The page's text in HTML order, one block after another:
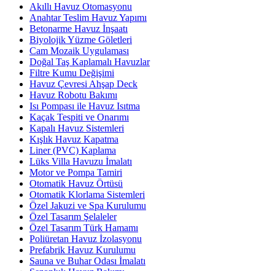
Akıllı Havuz Otomasyonu
Anahtar Teslim Havuz Yapımı
Betonarme Havuz İnşaatı
Biyolojik Yüzme Göletleri
Cam Mozaik Uygulaması
Doğal Taş Kaplamalı Havuzlar
Filtre Kumu Değişimi
Havuz Çevresi Ahşap Deck
Havuz Robotu Bakımı
Isı Pompası ile Havuz Isıtma
Kaçak Tespiti ve Onarımı
Kapalı Havuz Sistemleri
Kışlık Havuz Kapatma
Liner (PVC) Kaplama
Lüks Villa Havuzu İmalatı
Motor ve Pompa Tamiri
Otomatik Havuz Örtüsü
Otomatik Klorlama Sistemleri
Özel Jakuzi ve Spa Kurulumu
Özel Tasarım Şelaleler
Özel Tasarım Türk Hamamı
Poliüretan Havuz İzolasyonu
Prefabrik Havuz Kurulumu
Sauna ve Buhar Odası İmalatı